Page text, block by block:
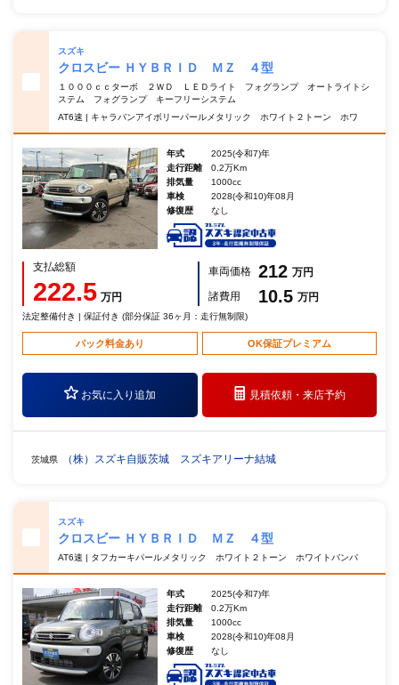
スズキ
クロスビー ＨＹＢＲＩＤ ＭＺ ４型
１０００ｃｃターボ ２ＷＤ ＬＥＤライト フォグランプ オートライトシ
ステム フォグランプ キーフリーシステム
AT6速 | キャラバンアイボリーパールメタリック ホワイト２トーン ホワ
年式
2025(令和7)年
走行距離
0.2万Km
排気量
1000cc
車検
2028(令和10)年08月
修復歴
なし
支払総額
222.5 万円
車両価格 212 万円
諸費用
10.5 万円
法定整備付き | 保証付き (部分保証 36ヶ月：走行無制限)
パック料金あり OK保証プレミアム
お気に入り追加 見積依頼・来店予約
茨城県 （株）スズキ自販茨城 スズキアリーナ結城
スズキ
クロスビー ＨＹＢＲＩＤ ＭＺ ４型
AT6速 | タフカーキパールメタリック ホワイト２トーン ホワイトバンパ
年式
2025(令和7)年
走行距離
0.2万Km
排気量
1000cc
車検
2028(令和10)年08月
修復歴
なし